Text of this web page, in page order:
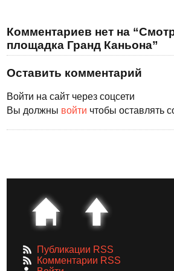
Комментариев нет на
площадка Гранд Каньона”
Оставить комментарий
Войти на сайт через соцсети
Вы должны войти чтобы оставлять
Публикации RSS
Комментарии RSS